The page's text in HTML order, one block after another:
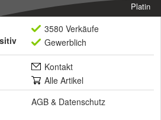
Platin
3580 Verkäufe
Gewerblich
Kontakt
Alle Artikel
AGB & Datenschutz